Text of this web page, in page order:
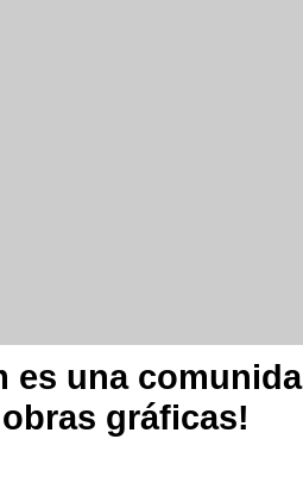
es una
gráficas!